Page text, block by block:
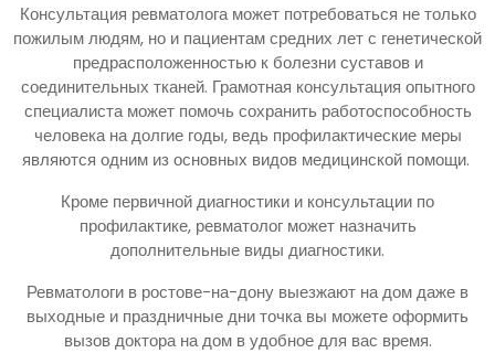
Консультация ревматолога может потребоваться не только
пожилым людям, но и пациентам средних лет с генетической
предрасположенностью к болезни суставов и
соединительных тканей. Грамотная консультация опытного
специалиста может помочь сохранить работоспособность
человека на долгие годы, ведь профилактические меры
являются одним из основных видов медицинской помощи.
Кроме первичной диагностики и консультации по
профилактике, ревматолог может назначить
дополнительные виды диагностики.
Ревматологи в ростове-на-дону выезжают на дом даже в
выходные и праздничные дни точка вы можете оформить
вызов доктора на дом в удобное для вас время.